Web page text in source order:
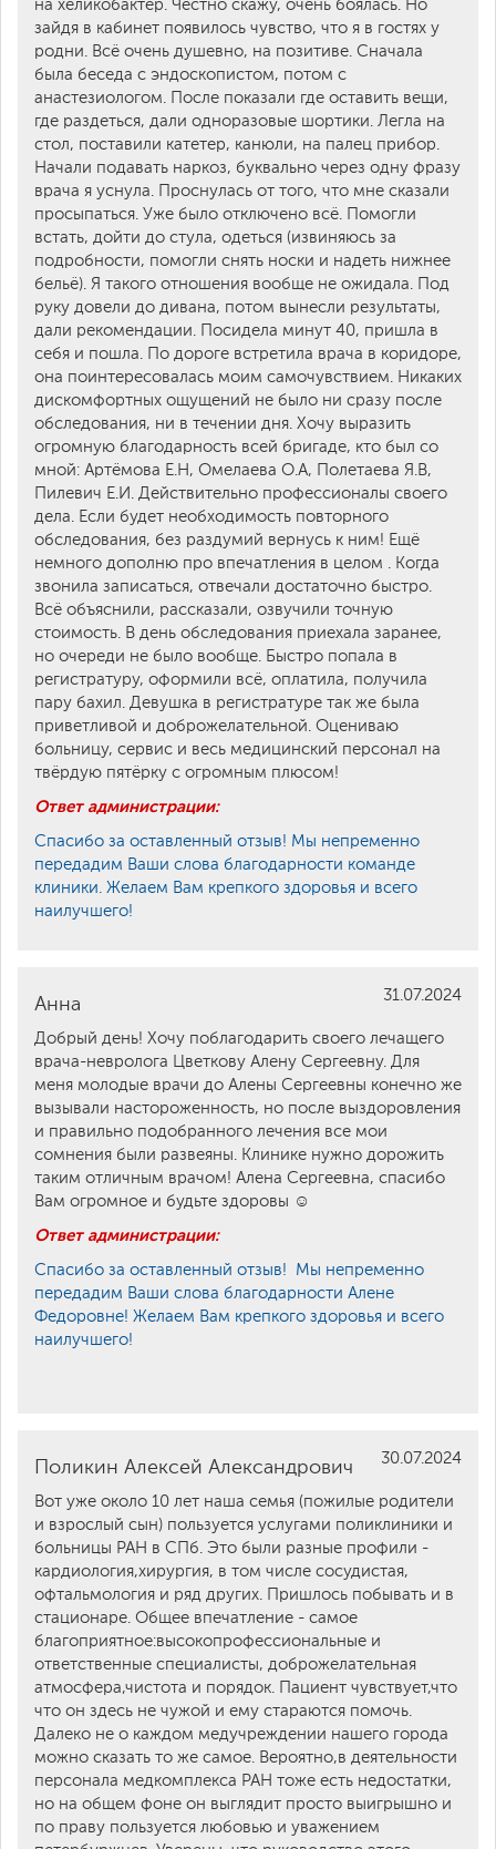
на хеликобактер. Честно скажу, очень боялась. Но
зайдя в кабинет появилось чувство, что я в гостях у
родни. Всё очень душевно, на позитиве. Сначала
была беседа с эндоскопистом, потом с
анастезиологом. После показали где оставить вещи,
где раздеться, дали одноразовые шортики. Легла на
стол, поставили катетер, канюли, на палец прибор.
Начали подавать наркоз, буквально через одну фразу
врача я уснула. Проснулась от того, что мне сказали
просыпаться. Уже было отключено всё. Помогли
встать, дойти до стула, одеться (извиняюсь за
подробности, помогли снять носки и надеть нижнее
бельё). Я такого отношения вообще не ожидала. Под
руку довели до дивана, потом вынесли результаты,
дали рекомендации. Посидела минут 40, пришла в
себя и пошла. По дороге встретила врача в коридоре,
она поинтересовалась моим самочувствием. Никаких
дискомфортных ощущений не было ни сразу после
обследования, ни в течении дня. Хочу выразить
огромную благодарность всей бригаде, кто был со
мной: Артёмова Е.Н, Омелаева О.А, Полетаева Я.В,
Пилевич Е.И. Действительно профессионалы своего
дела. Если будет необходимость повторного
обследования, без раздумий вернусь к ним! Ещё
немного дополню про впечатления в целом . Когда
звонила записаться, отвечали достаточно быстро.
Всё объяснили, рассказали, озвучили точную
стоимость. В день обследования приехала заранее,
но очереди не было вообще. Быстро попала в
регистратуру, оформили всё, оплатила, получила
пару бахил. Девушка в регистратуре так же была
приветливой и доброжелательной. Оцениваю
больницу, сервис и весь медицинский персонал на
твёрдую пятёрку с огромным плюсом!
Ответ администрации:
Спасибо за оставленный отзыв! Мы непременно
передадим Ваши слова благодарности команде
клиники. Желаем Вам крепкого здоровья и всего
наилучшего!
31.07.2024
Анна
Добрый день! Хочу поблагодарить своего лечащего
врача-невролога Цветкову Алену Сергеевну. Для
меня молодые врачи до Алены Сергеевны конечно же
вызывали настороженность, но после выздоровления
и правильно подобранного лечения все мои
сомнения были развеяны. Клинике нужно дорожить
таким отличным врачом! Алена Сергеевна, спасибо
Вам огромное и будьте здоровы ☺️
Ответ администрации:
Спасибо за оставленный отзыв! Мы непременно
передадим Ваши слова благодарности Алене
Федоровне! Желаем Вам крепкого здоровья и всего
наилучшего!
30.07.2024
Поликин Алексей Александрович
Вот уже около 10 лет наша семья (пожилые родители
и взрослый сын) пользуется услугами поликлиники и
больницы РАН в СПб. Это были разные профили -
кардиология,хирургия, в том числе сосудистая,
офтальмология и ряд других. Пришлось побывать и в
стационаре. Общее впечатление - самое
благоприятное:высокопрофессиональные и
ответственные специалисты, доброжелательная
атмосфера,чистота и порядок. Пациент чувствует,что
что он здесь не чужой и ему стараются помочь.
Далеко не о каждом медучреждении нашего города
можно сказать то же самое. Вероятно,в деятельности
персонала медкомплекса РАН тоже есть недостатки,
но на общем фоне он выглядит просто выигрышно и
по праву пользуется любовью и уважением